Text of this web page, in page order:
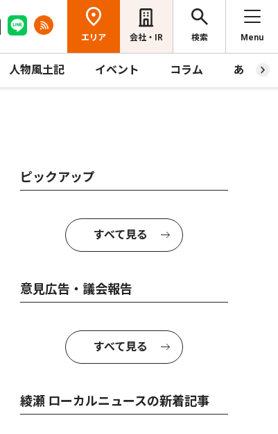
エリア 会社・IR 検索 Menu
人物風土記 イベント コラム あっと
ピックアップ
すべて見る
意見広告・議会報告
すべて見る
綾瀬 ローカルニュースの新着記事